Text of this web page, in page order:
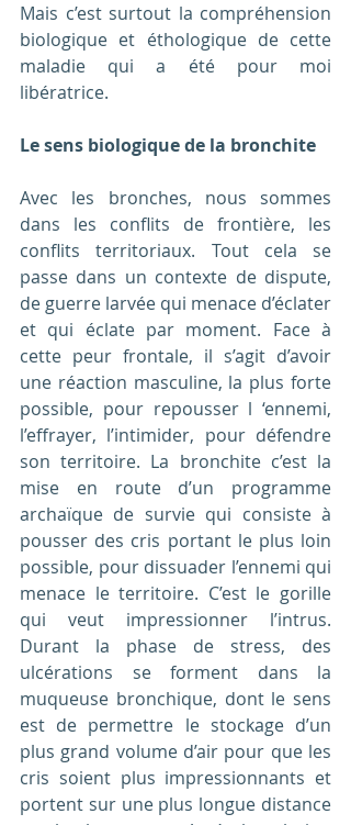
Mais c’est surtout la compréhension
biologique et éthologique de cette
maladie qui a été pour moi
libératrice.
Le sens biologique de la bronchite
Avec les bronches, nous sommes
dans les conflits de frontière, les
conflits territoriaux. Tout cela se
passe dans un contexte de dispute,
de guerre larvée qui menace d’éclater
et qui éclate par moment. Face à
cette peur frontale, il s’agit d’avoir
une réaction masculine, la plus forte
possible, pour repousser l ‘ennemi,
l’effrayer, l’intimider, pour défendre
son territoire. La bronchite c’est la
mise en route d’un programme
archaïque de survie qui consiste à
pousser des cris portant le plus loin
possible, pour dissuader l’ennemi qui
menace le territoire. C’est le gorille
qui veut impressionner l’intrus.
Durant la phase de stress, des
ulcérations se forment dans la
muqueuse bronchique, dont le sens
est de permettre le stockage d’un
plus grand volume d’air pour que les
cris soient plus impressionnants et
portent sur une plus longue distance